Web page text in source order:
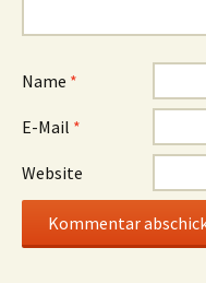
Name *
E-Mail *
Website